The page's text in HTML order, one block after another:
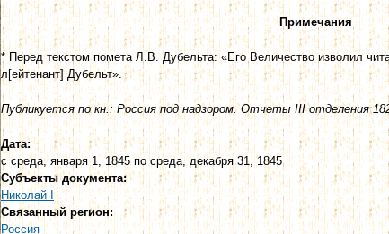
Примечания
* Перед текстом помета Л.В. Дубельта: «Его Величество изволил
л[ейтенант] Дубельт».
Публикуется по кн.: Россия под надзором. Отчеты III отделения
Дата:
ссреда, января 1, 1845посреда, декабря 31, 1845
Субъекты документа:
Николай I
Связанный регион:
Россия